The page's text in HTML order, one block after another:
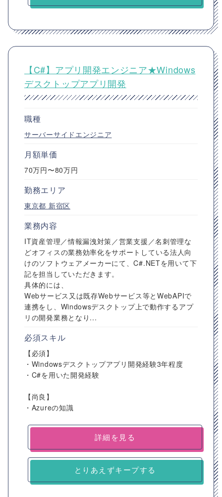
【C#】アプリ開発エンジニア★Windows
デスクトップアプリ開発
職種
サーバーサイドエンジニア
月額単価
70万円〜80万円
勤務エリア
東京都 新宿区
業務内容
IT資産管理／情報漏洩対策／営業支援／名刺管理な
どオフィスの業務効率化をサポートしている法人向
けのソフトウェアメーカーにて、C#.NETを用いて下
記を担当していただきます。
具体的には、
Webサービス又は既存Webサービス等とWebAPIで
連携をし、Windowsデスクトップ上で動作するアプ
リの開発業務となり...
必須スキル
【必須】
・Windowsデスクトップアプリ開発経験3年程度
・C#を用いた開発経験
【尚良】
・Azureの知識
詳細を見る
とりあえずキープする